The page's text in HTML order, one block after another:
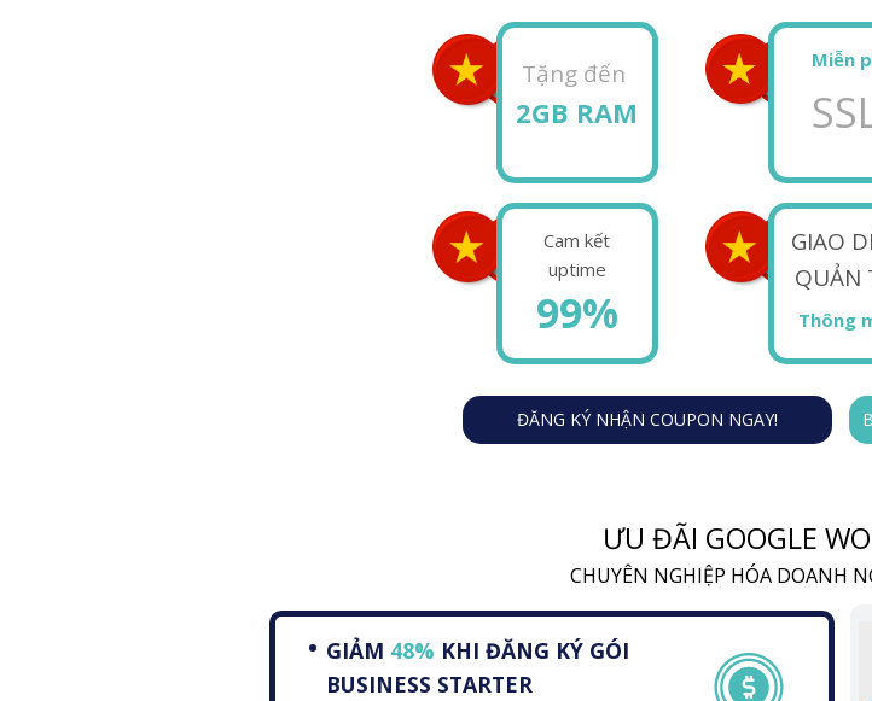
ĐĂNG KÝ NHẬN COUPON NGAY!
Thông
GIAO
QUẢN
Cam kết
uptime
99%
2GB RAM
Tặng đến Miễn
ƯU ĐÃI GOOGLE
CHUYÊN NGHIỆP HÓA DOANH
GIẢM 48% KHI ĐĂNG KÝ GÓI
BUSINESS STARTER